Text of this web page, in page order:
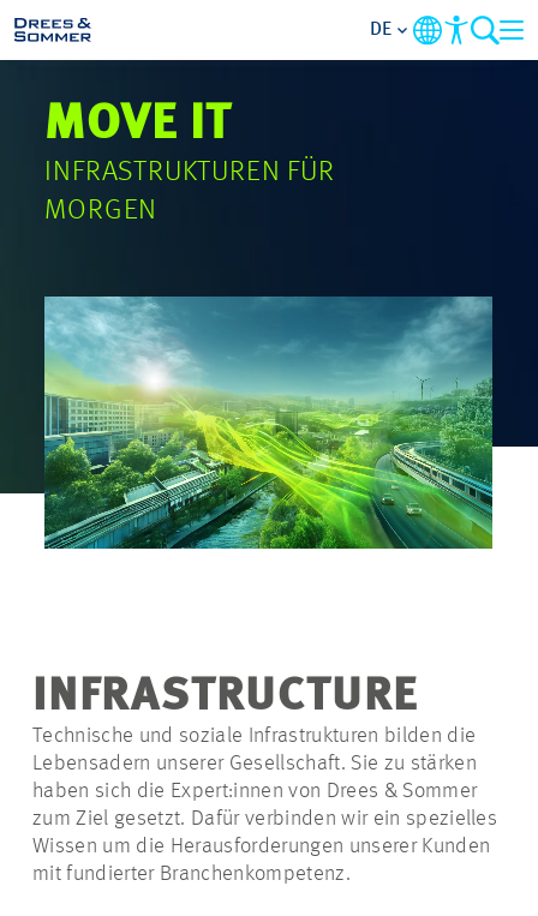
MARKETS
SERVICES
KARRIERE
PROJEKTE
KONTAKT
DE
MOVE IT
INFRASTRUKTUREN FÜR
MORGEN
INFRASTRUCTURE
Technische und soziale Infrastrukturen bilden die
Lebensadern unserer Gesellschaft. Sie zu stärken
haben sich die Expert:innen von Drees & Sommer
zum Ziel gesetzt. Dafür verbinden wir ein spezielles
Wissen um die Herausforderungen unserer Kunden
mit fundierter Branchenkompetenz.